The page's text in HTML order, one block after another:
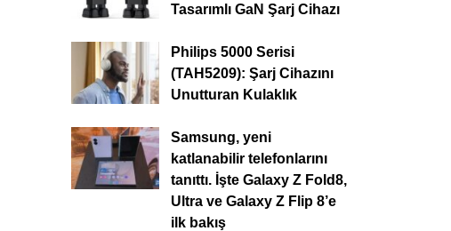
Tasarımlı GaN Şarj Cihazı
Philips 5000 Serisi
(TAH5209): Şarj Cihazını
Unutturan Kulaklık
Samsung, yeni
katlanabilir telefonlarını
tanıttı. İşte Galaxy Z Fold8,
Ultra ve Galaxy Z Flip 8’e
ilk bakış